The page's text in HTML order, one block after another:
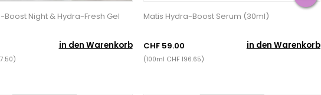
Boost Night & Hydra-Fresh Gel
in den Warenkorb
Matis Hydra-Boost Serum (30ml)
CHF 59.00 in den Warenkorb
(100ml CHF 196.65)